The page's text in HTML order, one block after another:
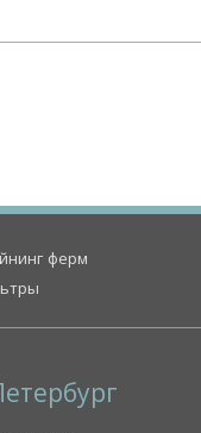
ферм